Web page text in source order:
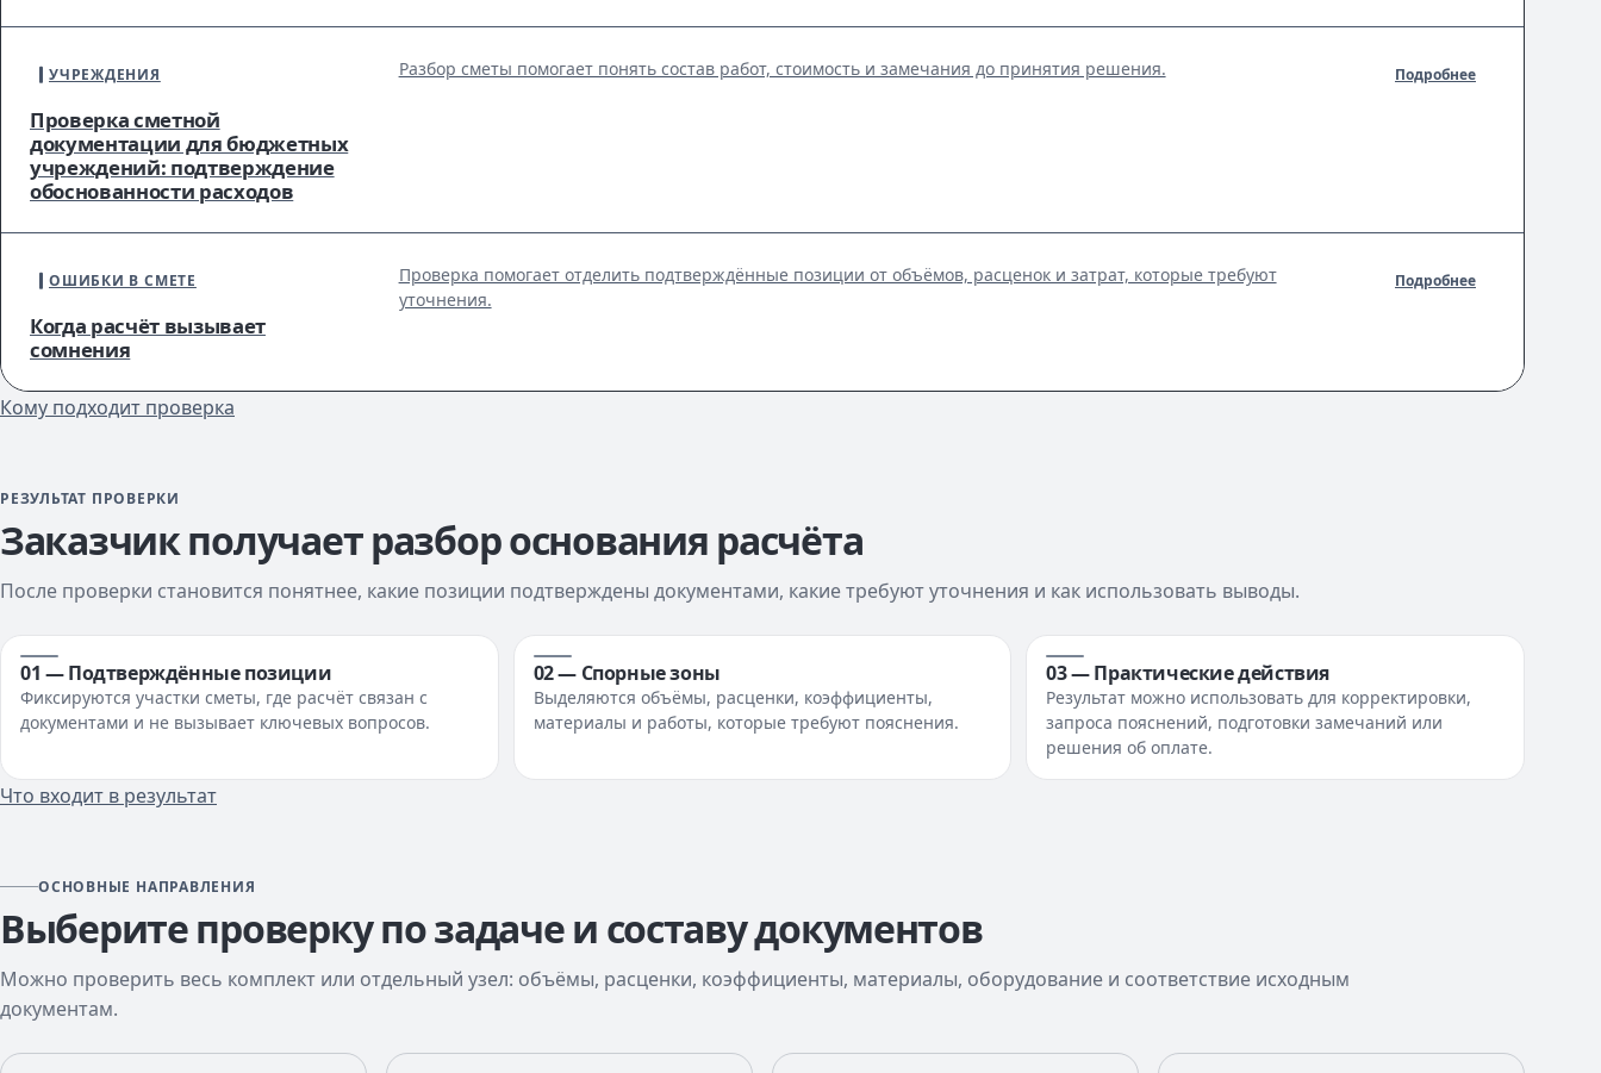
УЧРЕЖДЕНИЯ
Проверка сметной
документации для бюджетных
учреждений: подтверждение
обоснованности расходов
Разбор сметы помогает понять состав работ, стоимость и замечания до принятия решения. Подробнее
ОШИБКИ В СМЕТЕ
Когда расчёт вызывает
сомнения
Проверка помогает отделить подтверждённые позиции от объёмов, расценок и затрат, которые требуют
уточнения.
Подробнее
Кому подходит проверка
РЕЗУЛЬТАТ ПРОВЕРКИ
Заказчик получает разбор основания расчёта
После проверки становится понятнее, какие позиции подтверждены документами, какие требуют уточнения и как использовать выводы.
01 — Подтверждённые позиции
Фиксируются участки сметы, где расчёт связан с
документами и не вызывает ключевых вопросов.
02 — Спорные зоны
Выделяются объёмы, расценки, коэффициенты,
материалы и работы, которые требуют пояснения.
03 — Практические действия
Результат можно использовать для корректировки,
запроса пояснений, подготовки замечаний или
решения об оплате.
Что входит в результат
ОСНОВНЫЕ НАПРАВЛЕНИЯ
Выберите проверку по задаче и составу документов
Можно проверить весь комплект или отдельный узел: объёмы, расценки, коэффициенты, материалы, оборудование и соответствие исходным
документам.